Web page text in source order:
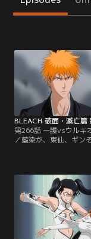
BLEACH 破面・滅亡
第266話 一護vsウルキ
／藍染が、東仙、ギン
サエティを攻め落とす
だ。それを予期して、
世に陣を展開、それぞ
り広げていた。≪総集
バンダイチャンネル】